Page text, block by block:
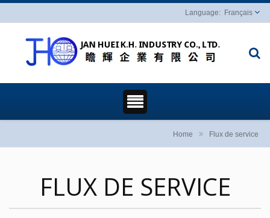
Français
Home Flux de service
FLUX DE SERVICE